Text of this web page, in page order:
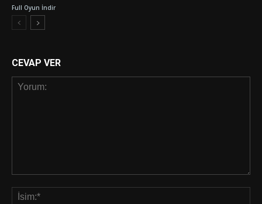
Full Oyun İndir
CEVAP VER